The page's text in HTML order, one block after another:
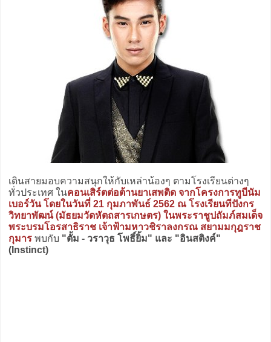
เดินสายมอบความสนุกให้กับเหล่าน้องๆ ตามโรงเรียนต่างๆ
ทั่วประเทศ ในคอนเสิร์ตต่อต้านยาเสพติด จากโครงการทูบีนัม
เบอร์วัน โดยในวันที่ 21 กุมภาพันธ์ 2562 ณ โรงเรียนทีปังกร
วิทยาพัฒน์ (มัธยมวัดหัตถสารเกษตร) ในพระราชูปถัมภ์สมเด็จ
พระบรมโอรสาธิราช เจ้าฟ้ามหาวชิราลงกรณ สยามมกุฎราช
กุมารพบกับ "ตั้ม - วราวุธ โพธิ์ยิ้ม" และ "อินสติงค์"
(Instinct)